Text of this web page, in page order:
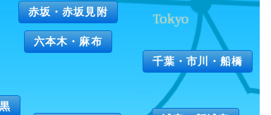
赤坂・赤坂見附
六本木・麻布
千葉・市川・船橋